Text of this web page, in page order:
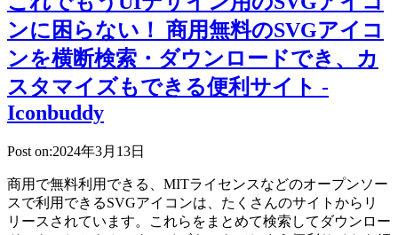
ンに困らない！ 商用無料のSVGアイコ
ンを横断検索・ダウンロードでき、カ
スタマイズもできる便利サイト -
Iconbuddy
Post on:2024年3月13日
商用で無料利用できる、MITライセンスなどのオープンソー
スで利用できるSVGアイコンは、たくさんのサイトからリ
リースされています。これらをまとめて検索してダウンロー